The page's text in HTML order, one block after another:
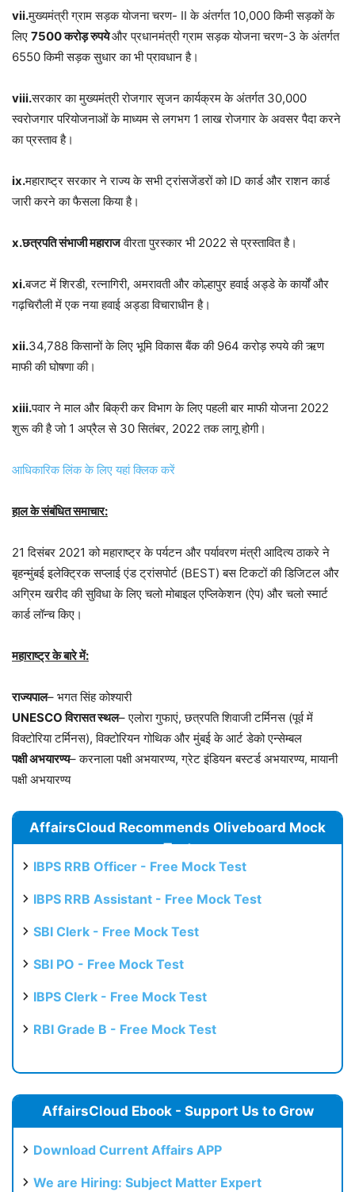
vii.मुख्यमंत्री ग्राम सड़क योजना चरण- II के अंतर्गत 10,000 किमी सड़कों के
लिए 7500 करोड़ रुपयेऔर प्रधानमंत्री ग्राम सड़क योजना चरण-3 के अंतर्गत
6550 किमी सड़क सुधार का भी प्रावधान है।
viii.सरकार का मुख्यमंत्री रोजगार सृजन कार्यक्रम के अंतर्गत 30,000
स्वरोजगार परियोजनाओं के माध्यम से लगभग 1 लाख रोजगार के अवसर पैदा करने
का प्रस्ताव है।
ix.महाराष्ट्र सरकार ने राज्य के सभी ट्रांसजेंडरों को ID कार्ड और राशन कार्ड
जारी करने का फैसला किया है।
x.छत्रपति संभाजी महाराजवीरता पुरस्कार भी 2022 से प्रस्तावित है।
xi.बजट में शिरडी, रत्नागिरी, अमरावती और कोल्हापुर हवाई अड्डे के कार्यों और
गढ़चिरौली में एक नया हवाई अड्डा विचाराधीन है।
xii.34,788 किसानों के लिए भूमि विकास बैंक की 964 करोड़ रुपये की ऋण
माफी की घोषणा की।
xiii.पवार ने माल और बिक्री कर विभाग के लिए पहली बार माफी योजना 2022
शुरू की है जो 1 अप्रैल से 30 सितंबर, 2022 तक लागू होगी।
आधिकारिक लिंक के लिए यहां क्लिक करें
हाल के संबंधित समाचार:
21 दिसंबर 2021 को महाराष्ट्र के पर्यटन और पर्यावरण मंत्री आदित्य ठाकरे ने
बृहन्मुंबई इलेक्ट्रिक सप्लाई एंड ट्रांसपोर्ट (BEST) बस टिकटों की डिजिटल और
अग्रिम खरीद की सुविधा के लिए चलो मोबाइल एप्लिकेशन (ऐप) और चलो स्मार्ट
कार्ड लॉन्च किए।
महाराष्ट्र के बारे में:
राज्यपाल– भगत सिंह कोश्यारी
UNESCO विरासत स्थल– एलोरा गुफाएं, छत्रपति शिवाजी टर्मिनस (पूर्व में
विक्टोरिया टर्मिनस), विक्टोरियन गोथिक और मुंबई के आर्ट डेको एन्सेम्बल
पक्षी अभयारण्य– करनाला पक्षी अभयारण्य, ग्रेट इंडियन बस्टर्ड अभयारण्य, मायानी
पक्षी अभयारण्य
AffairsCloud Recommends Oliveboard Mock
Test
IBPS RRB Officer - Free Mock Test
IBPS RRB Assistant - Free Mock Test
SBI Clerk - Free Mock Test
SBI PO - Free Mock Test
IBPS Clerk - Free Mock Test
RBI Grade B - Free Mock Test
AffairsCloud Ebook - Support Us to Grow
Download Current Affairs APP
We are Hiring: Subject Matter Expert